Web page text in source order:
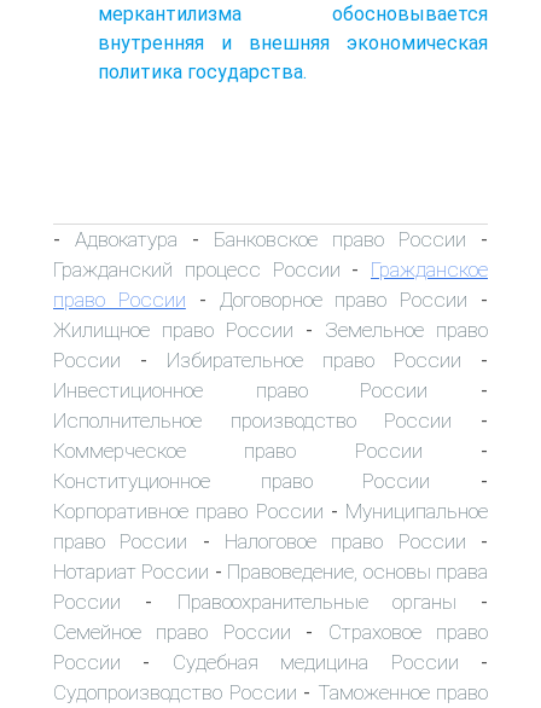
меркантилизма обосновывается
внутренняя и внешняя экономическая
политика государства.
- Адвокатура - Банковское право России -
Гражданский процесс России - Гражданское
право России - Договорное право России -
Жилищное право России - Земельное право
России - Избирательное право России -
Инвестиционное право России -
Исполнительное производство России -
Коммерческое право России -
Конституционное право России -
Корпоративное право России - Муниципальное
право России - Налоговое право России -
Нотариат России - Правоведение, основы права
России - Правоохранительные органы -
Семейное право России - Страховое право
России - Судебная медицина России -
Судопроизводство России - Таможенное право